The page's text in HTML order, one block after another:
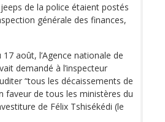
de la police étaient postés
générale des finances,
août, l’Agence nationale de
demandé à l’inspecteur
“tous les décaissements de
faveur de tous les ministères du
de Félix Tshisékédi (le